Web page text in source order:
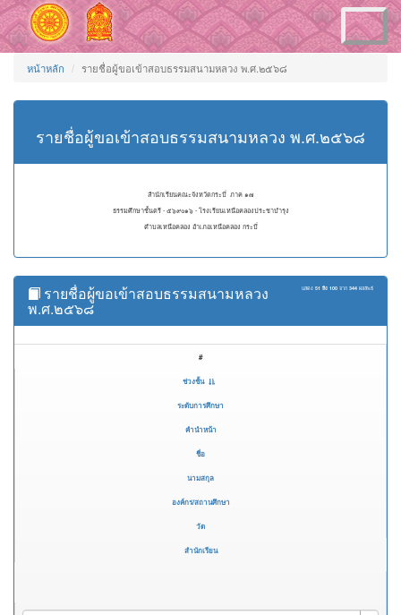
Toggle
navigation
หน้าหลัก รายชื่อผู้ขอเข้าสอบธรรมสนามหลวง พ.ศ.๒๕๖๘
รายชื่อผู้ขอเข้าสอบธรรมสนามหลวง พ.ศ.๒๕๖๘
สำนักเรียนคณะจังหวัดกระบี่ ภาค ๑๗
ธรรมศึกษาชั้นตรี - ๕๖๙๐๑๖ - โรงเรียนเหนือคลองประชาบำรุง
ตำบลเหนือคลอง อำเภอเหนือคลอง กระบี่
แสดง 51 ถึง 100 จาก 344 ผลลัพธ์
รายชื่อผู้ขอเข้าสอบธรรมสนามหลวง
พ.ศ.๒๕๖๘
#
ช่วงชั้น
ระดับการศึกษา
คำนำหน้า
ชื่อ
นามสกุล
องค์กร/สถานศึกษา
วัด
สำนักเรียน